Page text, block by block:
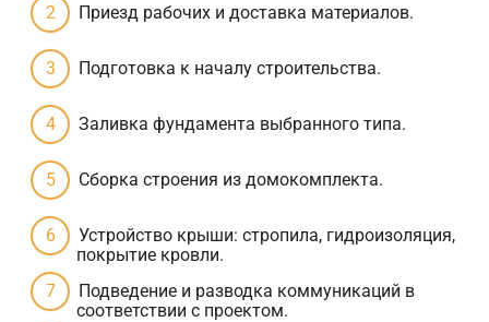
Приезд рабочих и доставка материалов.
Подготовка к началу строительства.
Заливка фундамента выбранного типа.
Сборка строения из домокомплекта.
Устройство крыши: стропила, гидроизоляция,
покрытие кровли.
Подведение и разводка коммуникаций в
соответствии с проектом.